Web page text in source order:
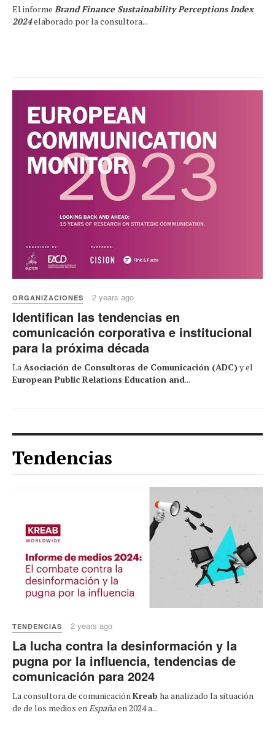
El informe Brand Finance Sustainability Perceptions Index
2024elaborado por la consultora...
ORGANIZACIONES 2 years ago
Identifican las tendencias en
comunicación corporativa e institucional
para la próxima década
LaAsociación de Consultoras de Comunicación (ADC)y el
European Public Relations Education and...
Tendencias
TENDENCIAS 2 years ago
La lucha contra la desinformación y la
pugna por la influencia, tendencias de
comunicación para 2024
La consultora de comunicaciónKreab ha analizado la situación
de de los medios enEspañaen 2024 a...